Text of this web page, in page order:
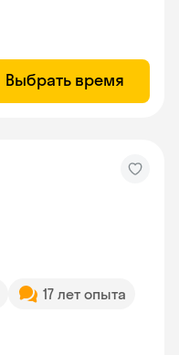
Выбрать время
17 лет опыта